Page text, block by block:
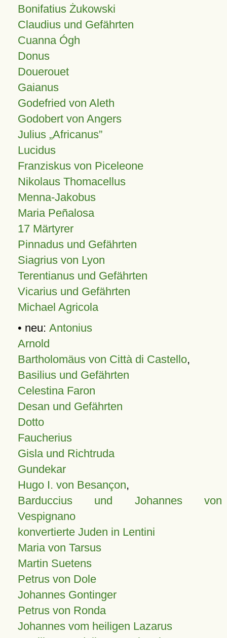
Bonifatius Żukowski
Claudius und Gefährten
Cuanna Ógh
Donus
Douerouet
Gaianus
Godefried von Aleth
Godobert von Angers
Julius Africanus
Lucidus
Franziskus von Piceleone
Nikolaus Thomacellus
Menna-Jakobus
Maria Peñalosa
17 Märtyrer
Pinnadus und Gefährten
Siagrius von Lyon
Terentianus und Gefährten
Vicarius und Gefährten
Michael Agricola
• neu: Antonius
Arnold
Bartholomäus von Città di Castello,
Basilius und Gefährten
Celestina Faron
Desan und Gefährten
Dotto
Faucherius
Gisla und Richtruda
Gundekar
Hugo I. von Besançon,
Barduccius und Johannes von
Vespignano
konvertierte Juden in Lentini
Maria von Tarsus
Martin Suetens
Petrus von Dole
Johannes Gontinger
Petrus von Ronda
Johannes vom heiligen Lazarus